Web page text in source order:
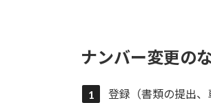
ナンバー変更の
登録（書類の提出、